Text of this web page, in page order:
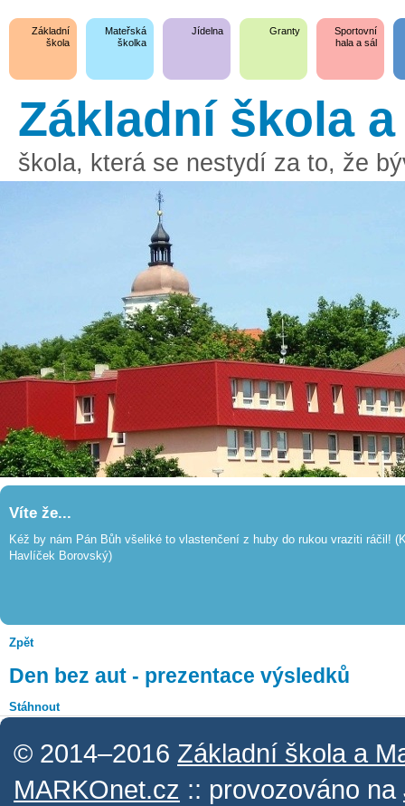
Základní
škola
Mateřská
školka
Jídelna Granty
Sportovní
hala a sál
Základní škola
škola, která se nestydí za to, že
Víte že...
Kéž by nám Pán Bůh všeliké to vlastenčení z huby do rukou vraziti ráčil!
Havlíček Borovský)
Zpět
Den bez aut - prezentace výsledků
Stáhnout
© 2014–2016 Základní škola a
MARKOnet.cz :: provozováno na